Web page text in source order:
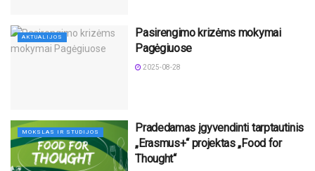
AKTUALIJOS
Pasirengimo krizėms mokymai
Pagėgiuose
2025-08-28
MOKSLAS IR STUDIJOS
Pradedamas įgyvendinti tarptautinis
„Erasmus+“ projektas „Food for
Thought“